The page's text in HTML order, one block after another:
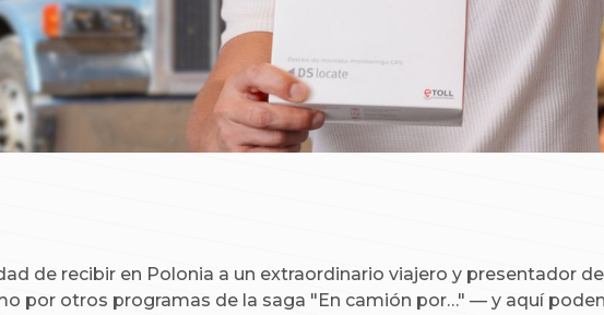
de recibir en Polonia a un extraordinario viajero y presentador
por otros programas de la saga "En camión por…" — y aquí